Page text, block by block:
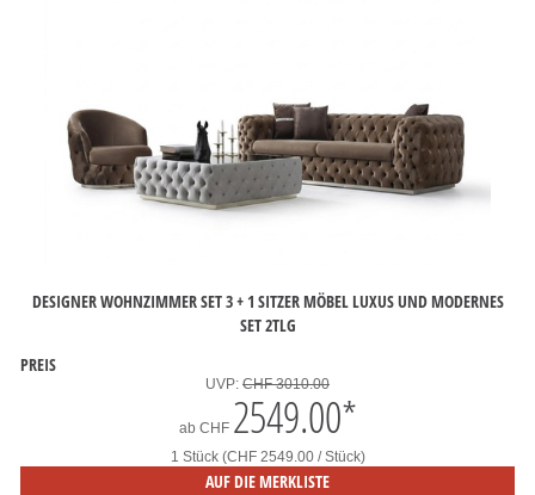
DESIGNER WOHNZIMMER SET 3 + 1 SITZER MÖBEL LUXUS UND MODERNES
SET 2TLG
PREIS
UVP: CHF 3010.00
ab CHF 2549.00*
1 Stück (CHF 2549.00 / Stück)
AUF DIE MERKLISTE